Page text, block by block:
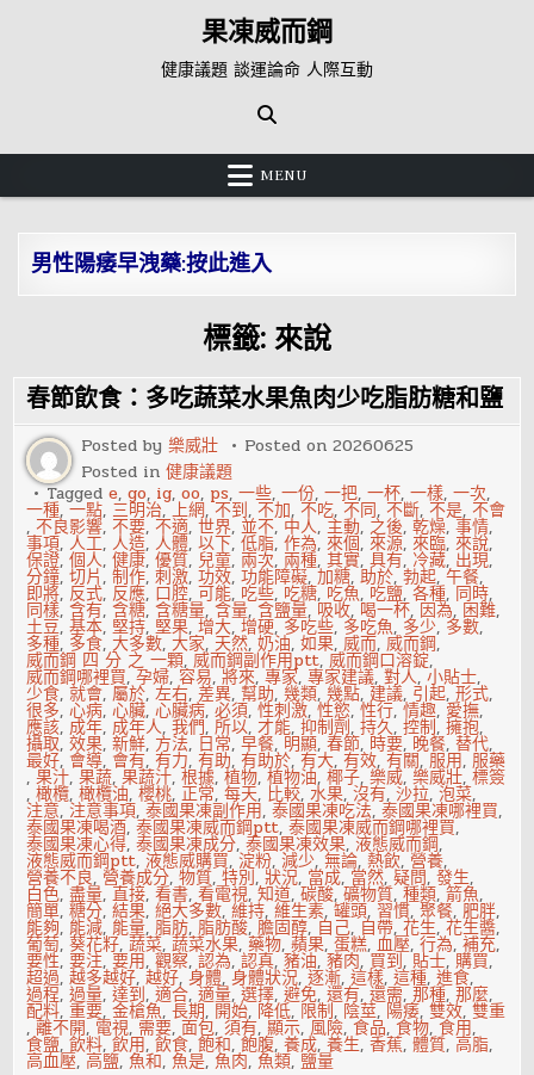
果凍威而鋼
健康議題 談運論命 人際互動
MENU
男性陽痿早洩藥:按此進入
標籤: 來說
春節飲食：多吃蔬菜水果魚肉少吃脂肪糖和鹽
Posted by樂威壯 Posted on20260625
Posted in健康議題
Taggede,go, ig,oo, ps,一些,一份,一把,一杯,一樣,一次,
一種,一點, 三明治,上網,不到,不加,不吃,不同,不斷,不是,不會
,不良影響,不要,不適,世界,並不, 中人,主動, 之後,乾燥,事情,
事項,人工,人造,人體,以下,低脂,作為,來個,來源,來臨,來說,
保證,個人,健康,優質, 兒童, 兩次, 兩種,其實,具有, 冷藏, 出現,
分鐘,切片,制作,刺激,功效,功能障礙,加糖,助於,勃起,午餐,
即將, 反式, 反應, 口腔,可能, 吃些, 吃糖, 吃魚, 吃鹽,各種, 同時,
同樣,含有,含糖,含糖量,含量,含鹽量, 吸收, 喝一杯, 因為, 困難,
土豆,基本,堅持,堅果,增大,增硬, 多吃些, 多吃魚, 多少, 多數,
多種, 多食,大多數,大家, 天然,奶油,如果,威而,威而鋼,
威而鋼 四 分 之 一顆,威而鋼副作用ptt,威而鋼口溶錠,
威而鋼哪裡買,孕婦,容易,將來,專家,專家建議,對人,小貼士,
少食,就會,屬於,左右,差異,幫助,幾類,幾點, 建議, 引起,形式,
很多,心病,心臟,心臟病,必須,性刺激,性慾,性行,情趣, 愛撫,
應該, 成年, 成年人,我們,所以,才能,抑制劑,持久,控制,擁抱,
攝取,效果,新鮮, 方法, 日常,早餐, 明顯,春節, 時要, 晚餐,替代,
最好, 會導, 會有,有力,有助,有助於,有大,有效,有關,服用,服藥
,果汁,果蔬,果蔬汁,根據,植物,植物油,椰子,樂威,樂威壯,標簽
,橄欖,橄欖油,櫻桃,正常,每天, 比較,水果,沒有,沙拉,泡菜,
注意, 注意事項,泰國果凍副作用,泰國果凍吃法,泰國果凍哪裡買,
泰國果凍喝酒,泰國果凍威而鋼ptt,泰國果凍威而鋼哪裡買,
泰國果凍心得,泰國果凍成分,泰國果凍效果,液態威而鋼,
液態威而鋼ptt,液態威購買, 淀粉,減少,無論,熱飲,營養,
營養不良,營養成分,物質,特別,狀況, 當成, 當然,疑問,發生,
白色,盡量,直接,看書,看電視,知道,碳酸,礦物質,種類,箭魚,
簡單,糖分,結果,絕大多數,維持,維生素,罐頭, 習慣,聚餐,肥胖,
能夠, 能減, 能量,脂肪,脂肪酸,膽固醇, 自己, 自帶,花生,花生醬,
葡萄,葵花籽,蔬菜,蔬菜水果,藥物,蘋果,蛋糕,血壓,行為,補充,
要性,要注,要用,觀察,認為,認真,豬油,豬肉, 買到,貼士,購買,
超過,越多越好,越好,身體,身體狀況,逐漸,這樣,這種,進食,
過程,過量,達到,適合,適量,選擇,避免,還有,還需,那種,那麼,
配料,重要,金槍魚,長期, 開始, 降低, 限制, 陰莖, 陽痿,雙效,雙重
,離不開, 電視, 需要,面包,須有,顯示, 風險,食品,食物,食用,
食鹽,飲料,飲用,飲食,飽和,飽腹,養成,養生,香蕉,體質,高脂,
高血壓,高鹽, 魚和, 魚是, 魚肉, 魚類, 鹽量